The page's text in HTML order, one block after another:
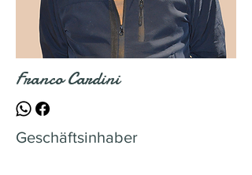
Franco Cardini
Geschäftsinhaber